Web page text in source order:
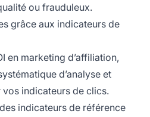
ou frauduleux.
grâce aux indicateurs de
en marketing d’affiliation,
d’analyse et
vos indicateurs de clics.
indicateurs de référence